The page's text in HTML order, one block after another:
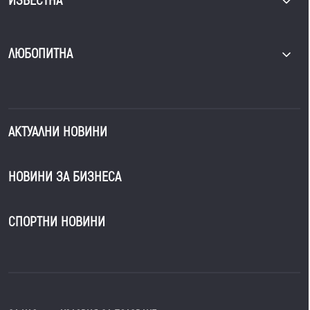
ЛЮБОПИТНА
АКТУАЛНИ НОВИНИ
НОВИНИ ЗА БИЗНЕСА
СПОРТНИ НОВИНИ